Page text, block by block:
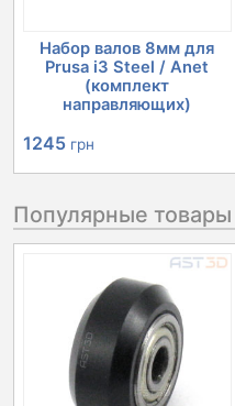
Набор валов 8мм для
Prusa i3 Steel / Anet
(комплект
направляющих)
1245 грн
Популярные товары